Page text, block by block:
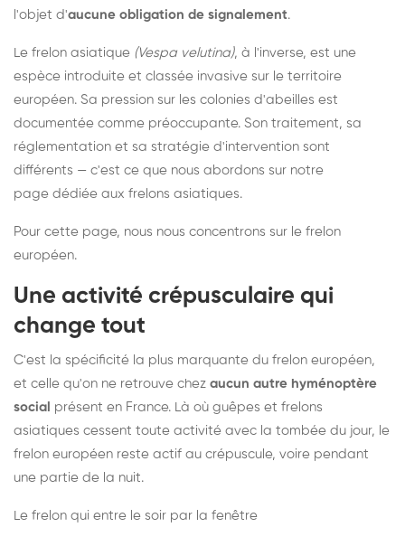
l'objet d'aucune obligation de signalement.
Le frelon asiatique (Vespa velutina), à l'inverse, est une
espèce introduite et classée invasive sur le territoire
européen. Sa pression sur les colonies d'abeilles est
documentée comme préoccupante. Son traitement, sa
réglementation et sa stratégie d'intervention sont
différents — c'est ce que nous abordons sur notre
page dédiée aux frelons asiatiques.
Pour cette page, nous nous concentrons sur le frelon
européen.
Une activité crépusculaire qui
change tout
C'est la spécificité la plus marquante du frelon européen,
et celle qu'on ne retrouve chez aucun autre hyménoptère
social présent en France. Là où guêpes et frelons
asiatiques cessent toute activité avec la tombée du jour, le
frelon européen reste actif au crépuscule, voire pendant
une partie de la nuit.
Le frelon qui entre le soir par la fenêtre